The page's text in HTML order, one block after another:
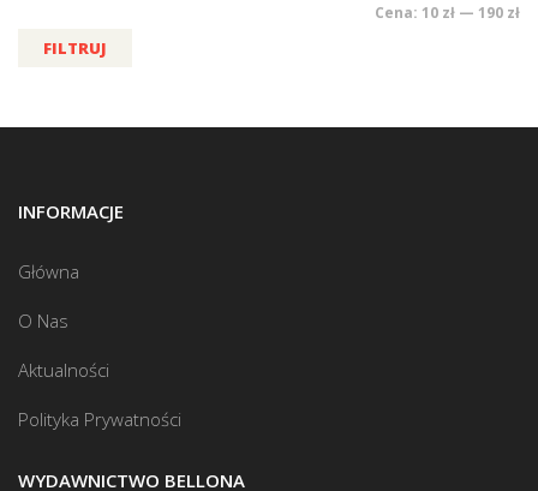
FILTRUJ
Cena: 10 zł — 190 zł
INFORMACJE
Główna
O Nas
Aktualności
Polityka Prywatności
WYDAWNICTWO BELLONA